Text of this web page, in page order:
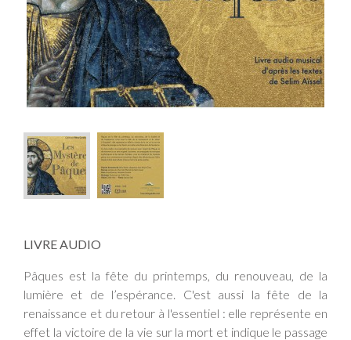
LIVRE AUDIO
Pâques est la fête du printemps, du renouveau, de la
lumière et de l’espérance. C'est aussi la fête de la
renaissance et du retour à l'essentiel : elle représente en
effet la victoire de la vie sur la mort et indique le passage